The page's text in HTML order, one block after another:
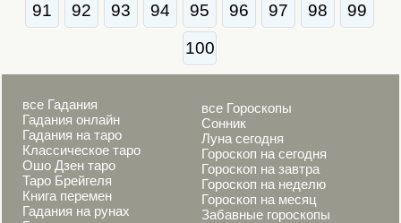
91
92 93 94 95 96 97 98
99
100
все Гадания
Гадания онлайн
Гадания на таро
Классическое таро
Ошо Дзен таро
Таро Брейгеля
Книга перемен
Гадания на рунах
все Гороскопы
Сонник
Луна сегодня
Гороскоп на сегодня
Гороскоп на завтра
Гороскоп на неделю
Гороскоп на месяц
Забавные гороскопы